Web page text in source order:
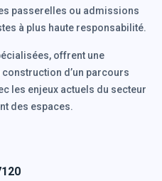
passerelles ou admissions
à plus haute responsabilité.
offrent une
d’un parcours
les enjeux actuels du secteur
des espaces.